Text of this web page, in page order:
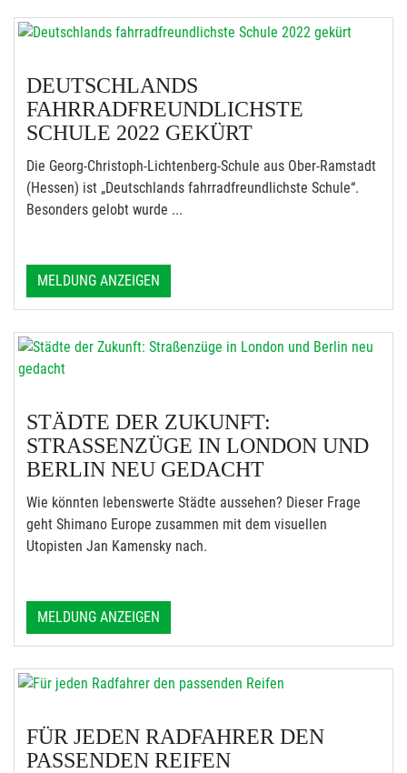
DEUTSCHLANDS
FAHRRADFREUNDLICHSTE
SCHULE 2022 GEKÜRT
Die Georg-Christoph-Lichtenberg-Schule aus Ober-Ramstadt
(Hessen) ist „Deutschlands fahrradfreundlichste Schule“.
Besonders gelobt wurde ...
MELDUNG ANZEIGEN
STÄDTE DER ZUKUNFT:
STRASSENZÜGE IN LONDON UND B
ERLIN NEU GEDACHT
Wie könnten lebenswerte Städte aussehen? Dieser Frage
geht Shimano Europe zusammen mit dem visuellen
Utopisten Jan Kamensky nach.
MELDUNG ANZEIGEN
FÜR JEDEN RADFAHRER DEN
PASSENDEN REIFEN